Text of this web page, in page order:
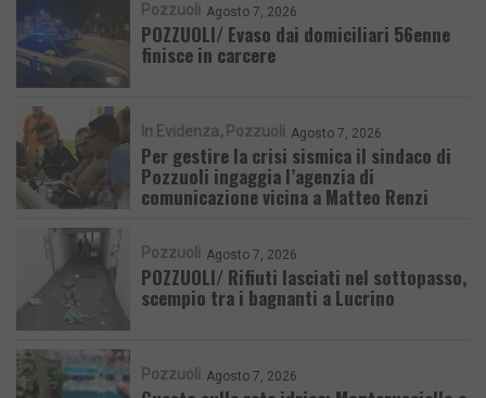
Pozzuoli Agosto 7, 2026
POZZUOLI/ Evaso dai domiciliari 56enne
finisce in carcere
In Evidenza Pozzuoli Agosto 7, 2026
Per gestire la crisi sismica il sindaco di
Pozzuoli ingaggia l’agenzia di
comunicazione vicina a Matteo Renzi
Pozzuoli Agosto 7, 2026
POZZUOLI/ Rifiuti lasciati nel sottopasso,
scempio tra i bagnanti a Lucrino
Pozzuoli Agosto 7, 2026